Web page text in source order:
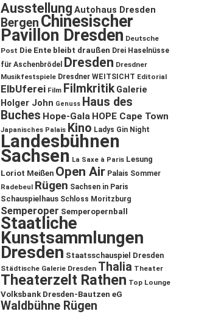
Ausstellung Autohaus Dresden
Bergen Chinesischer
Pavillon Dresden Deutsche
Post Die Ente bleibt draußen Drei Haselnüsse
für Aschenbrödel
Dresden Dresdner
Musikfestspiele Dresdner WEITSICHT Editorial
ElbUferei Film Filmkritik Galerie
Holger John Genuss Haus des
Buches Hope-Gala HOPE Cape Town
Japanisches Palais Kino Ladys Gin Night
Landesbühnen
Sachsen La Saxe à Paris Lesung
Loriot Meißen Open Air Palais Sommer
Radebeul Rügen Sachsen in Paris
Schauspielhaus Schloss Moritzburg
Semperoper Semperopernball
Staatliche
Kunstsammlungen
Dresden Staatsschauspiel Dresden
Städtische Galerie Dresden Thalia Theater
Theaterzelt Rathen Top Lounge
Volksbank Dresden-Bautzen eG
Waldbühne Rügen